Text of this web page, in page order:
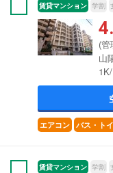
賃貸マンション 学割
(管
山
エアコン バス・ト
賃貸マンション 学割